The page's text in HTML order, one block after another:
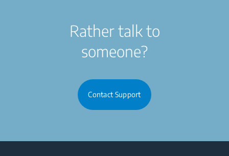
Rather talk to
someone?
Contact Support